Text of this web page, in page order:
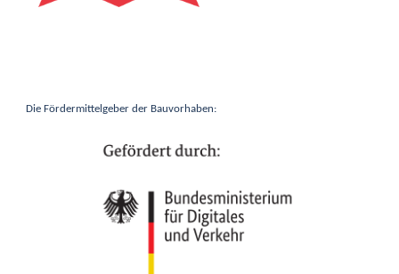
Die Fördermittelgeber der Bauvorhaben: